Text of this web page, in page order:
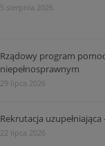
5 sierpnia 2026
Rządowy program
niepełnosprawnym
29 lipca 2026
Rekrutacja
22 lipca 2026